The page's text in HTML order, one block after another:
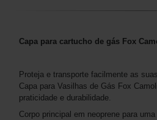
Capa para cartucho de gás Fox
Proteja e transporte facilmente as
Capa para Vasilhas de Gás Fox
praticidade e durabilidade.
Corpo principal em neoprene para